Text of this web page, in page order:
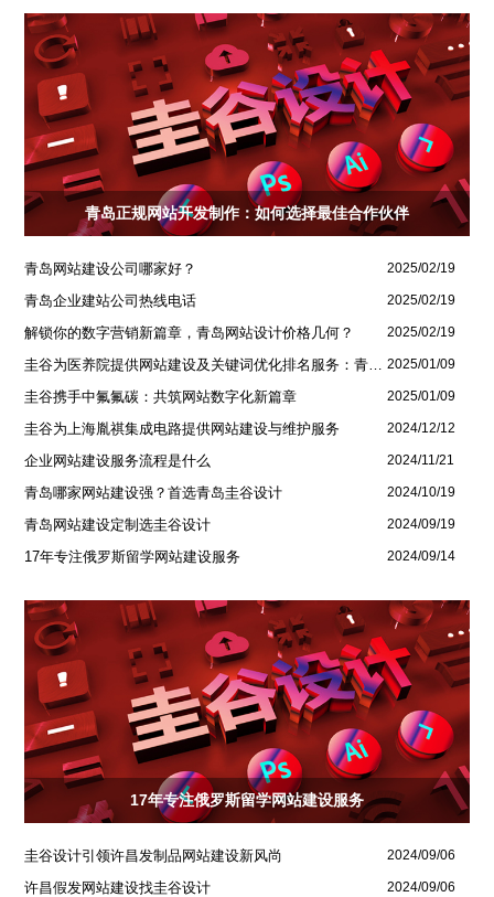
青岛正规网站开发制作：如何选择最佳合作伙伴
青岛网站建设公司哪家好？ 2025/02/19
青岛企业建站公司热线电话 2025/02/19
解锁你的数字营销新篇章，青岛网站设计价格几何？ 2025/02/19
2025/01/09
圭谷携手中氟氟碳：共筑网站数字化新篇章 2025/01/09
圭谷为上海胤祺集成电路提供网站建设与维护服务 2024/12/12
企业网站建设服务流程是什么 2024/11/21
青岛哪家网站建设强？首选青岛圭谷设计 2024/10/19
青岛网站建设定制选圭谷设计 2024/09/19
17年专注俄罗斯留学网站建设服务 2024/09/14
17年专注俄罗斯留学网站建设服务
圭谷设计引领许昌发制品网站建设新风尚 2024/09/06
许昌假发网站建设找圭谷设计 2024/09/06